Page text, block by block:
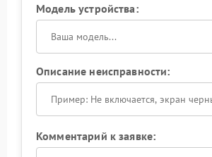
Модель устройства:
Описание неисправности:
Комментарий к заявке: